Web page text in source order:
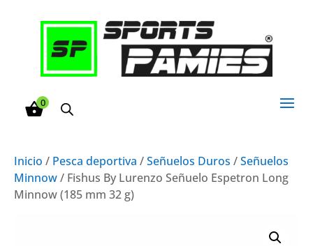
0
Inicio / Pesca deportiva /Señuelos Duros /Señuelos
Minnow/ Fishus By Lurenzo Señuelo Espetron Long
Minnow (185 mm 32 g)